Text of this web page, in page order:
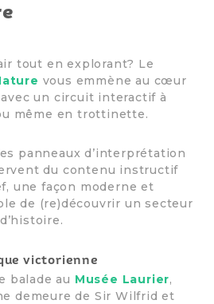
tout en explorant? Le
vous emmène au cœur
un circuit interactif à
même en trottinette.
panneaux d’interprétation
du contenu instructif
une façon moderne et
de (re)découvrir un secteur
victorienne
balade au Musée Laurier,
demeure de Sir Wilfrid et